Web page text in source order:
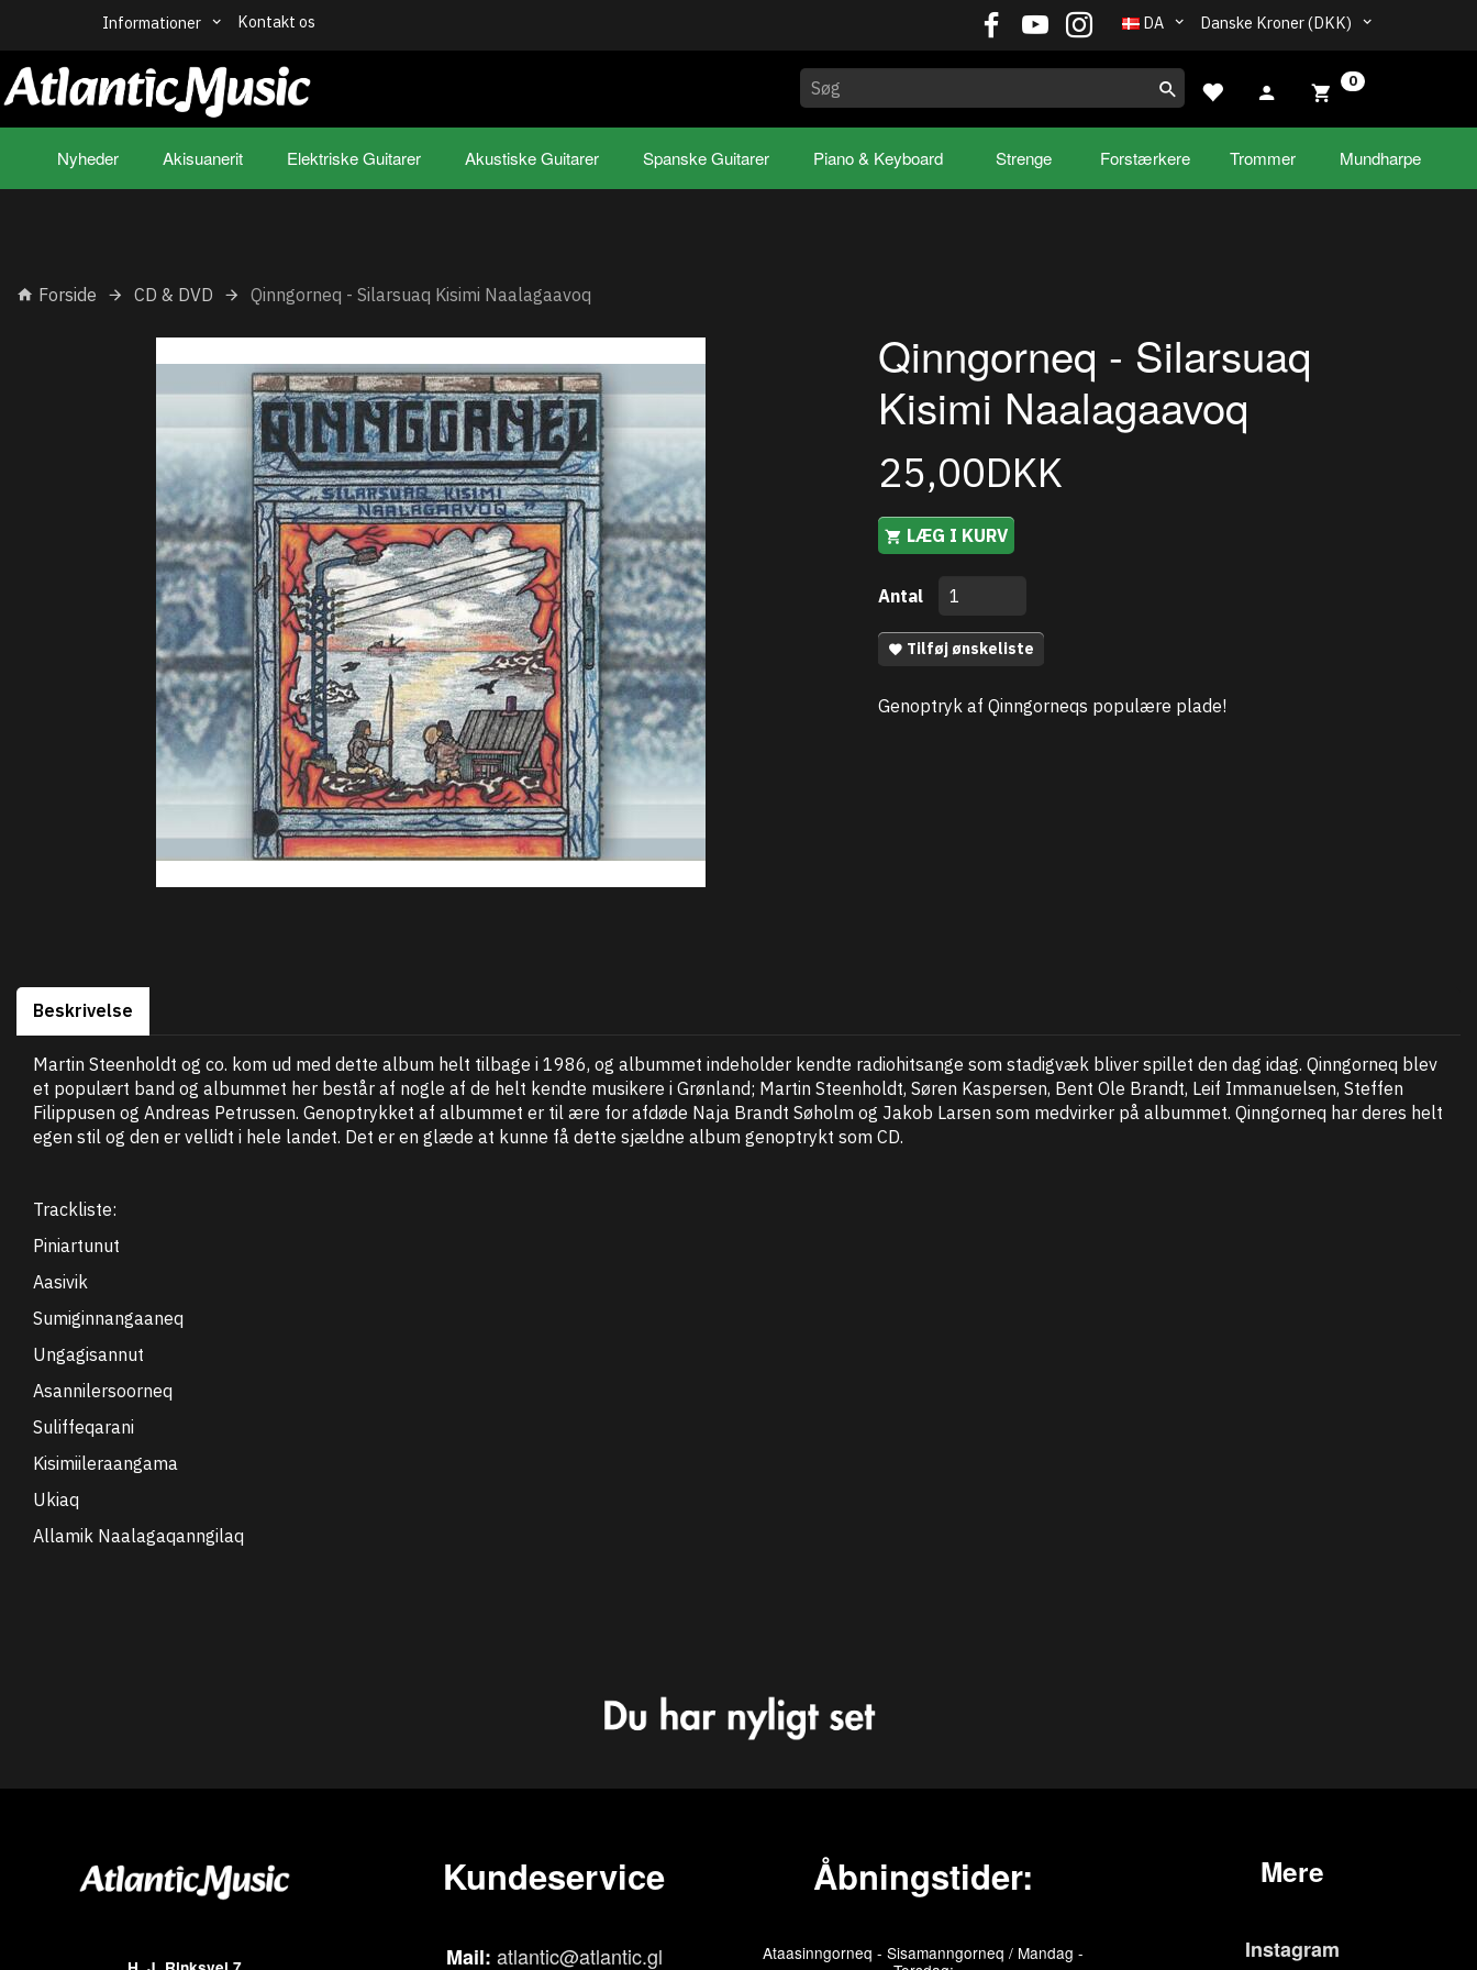
Danske Kroner (DKK)
DA
Informationer Kontakt os
0
Nyheder Akisuanerit Elektriske Guitarer Akustiske Guitarer Spanske Guitarer Piano & Keyboard Strenge Forstærkere Trommer Mundharpe
Forside CD & DVD Qinngorneq - Silarsuaq Kisimi Naalagaavoq
Qinngorneq - Silarsuaq
Kisimi Naalagaavoq
25,00DKK
LÆG I KURV
Antal
Tilføj ønskeliste
Genoptryk af Qinngorneqs populære plade!
Beskrivelse
Martin Steenholdt og co. kom ud med dette album helt tilbage i 1986, og albummet indeholder kendte radiohitsange som stadigvæk bliver spillet den dag idag. Qinngorneq blev
et populært band og albummet her består af nogle af de helt kendte musikere i Grønland; Martin Steenholdt, Søren Kaspersen, Bent Ole Brandt, Leif Immanuelsen, Steffen
Filippusen og Andreas Petrussen. Genoptrykket af albummet er til ære for afdøde Naja Brandt Søholm og Jakob Larsen som medvirker på albummet. Qinngorneq har deres helt
egen stil og den er vellidt i hele landet. Det er en glæde at kunne få dette sjældne album genoptrykt som CD.
Trackliste:
Piniartunut
Aasivik
Sumiginnangaaneq
Ungagisannut
Asannilersoorneq
Suliffeqarani
Kisimiileraangama
Ukiaq
Allamik Naalagaqanngilaq
Kundeservice
Mail: atlantic@atlantic.gl
Åbningstider:
Ataasinngorneq - Sisamanngorneq / Mandag -
Mere
Instagram